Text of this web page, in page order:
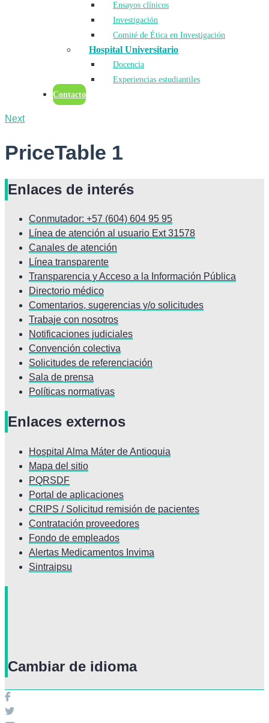
Ensayos clínicos
Investigación
Comité de Ética en Investigación
Hospital Universitario
Docencia
Experiencias estudiantiles
Contacto
Next
PriceTable 1
Enlaces de interés
Conmutador: +57 (604) 604 95 95
Línea de atención al usuario Ext 31578
Canales de atención
Línea transparente
Transparencia y Acceso a la Información Pública
Directorio médico
Comentarios, sugerencias y/o solicitudes
Trabaje con nosotros
Notificaciones judiciales
Convención colectiva
Solicitudes de referenciación
Sala de prensa
Políticas normativas
Enlaces externos
Hospital Alma Máter de Antioquia
Mapa del sitio
PQRSDF
Portal de aplicaciones
CRIPS / Solicitud remisión de pacientes
Contratación proveedores
Fondo de empleados
Alertas Medicamentos Invima
Sintraipsu
Cambiar de idioma